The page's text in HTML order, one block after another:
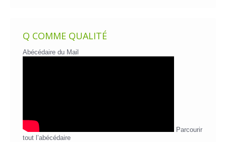
Q COMME QUALITÉ
Abécédaire du Mail
Parcourir
tout l’abécédaire